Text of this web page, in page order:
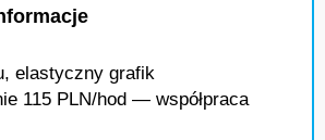
elastyczny grafik
115 PLN/hod — współpraca